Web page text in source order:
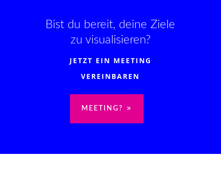
Bist du bereit, deine Ziele
zu visualisieren?
JETZT EIN MEETING
VEREINBAREN
MEETING?